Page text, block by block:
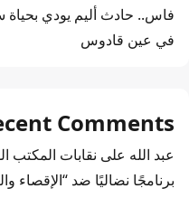
فاس.. حادث أليم يودي بحياة
في عين قادوس
Comments
عبد الله على نقابات المكتب
برنامجًا نضاليًا ضد “الإقصاء